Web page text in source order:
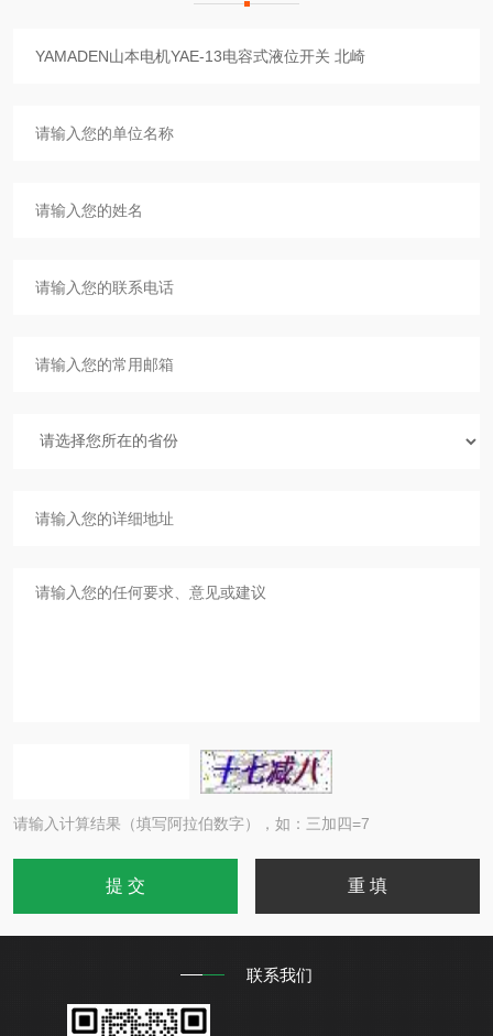
请输入计算结果（填写阿拉伯数字），如：三加四=7
联系我们